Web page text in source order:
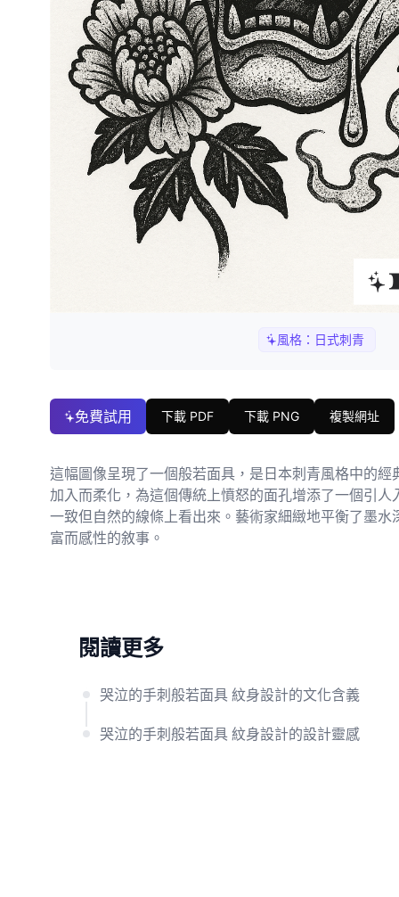
風格： 日式刺青
免費試用 下載 PDF 下載 PNG 複製網址
這幅圖像呈現了一個般若面具，是日本刺青風格中的
加入而柔化，為這個傳統上憤怒的面孔增添了一個引
一致但自然的線條上看出來。藝術家細緻地平衡了墨
富而感性的敘事。
閱讀更多
哭泣的手刺般若面具 紋身設計的文化含義
哭泣的手刺般若面具 紋身設計的設計靈感